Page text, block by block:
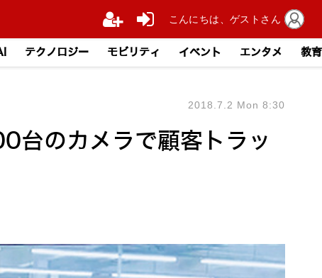
テクノロジー モビリティ イベント エンタメ 教育
台のカメラで顧客トラッ
2018.7.2 Mon 8:30
こんにちは、ゲストさん